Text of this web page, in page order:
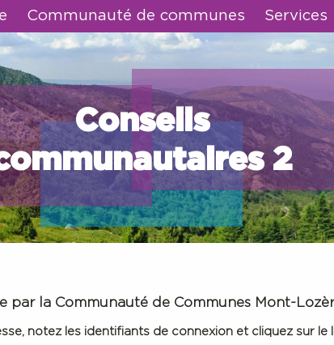
Communauté de communes Services
Conseils
2
par la Communauté de Communes Mont-
notez les identifiants de connexion et cliquez sur le